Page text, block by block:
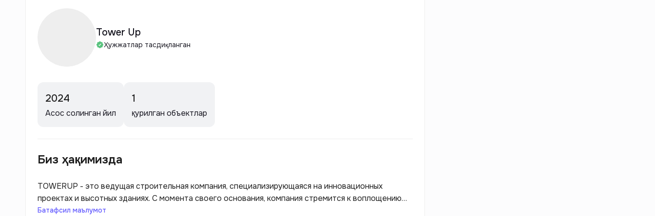
Tower Up
Ҳужжатлар тасдиқланган
2024
Асос солинган йил
1
қурилган объектлар
Биз ҳақимизда
TOWERUP - это ведущая строительная компания, специализирующаяся на инновационных
проектах и высотных зданиях. С момента своего основания, компания стремится к воплощению
самых амбициозных и сложных строительных идей, предоставляя клиентам решения на высшем
Батафсил маълумот